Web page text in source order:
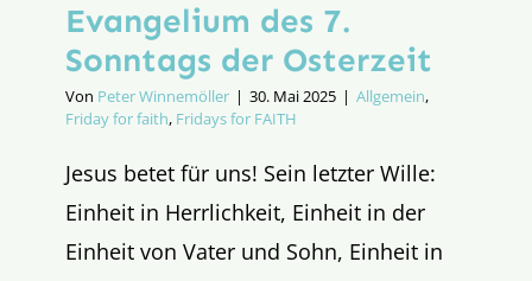
Evangelium des 7.
Sonntags der Osterzeit
Von Peter Winnemöller | 30. Mai 2025 | Allgemein,
Friday for faith, Fridays for FAITH
Jesus betet für uns! Sein letzter Wille:
Einheit in Herrlichkeit, Einheit in der
Einheit von Vater und Sohn, Einheit in